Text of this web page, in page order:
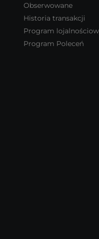
Obserwowane
Historia transakcji
Program
Program Poleceń